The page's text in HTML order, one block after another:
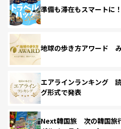
準備も滞在もスマート
地球の歩き方アワード み
エアラインランキング
グ形式で発表
Next韓国旅 次の韓国旅